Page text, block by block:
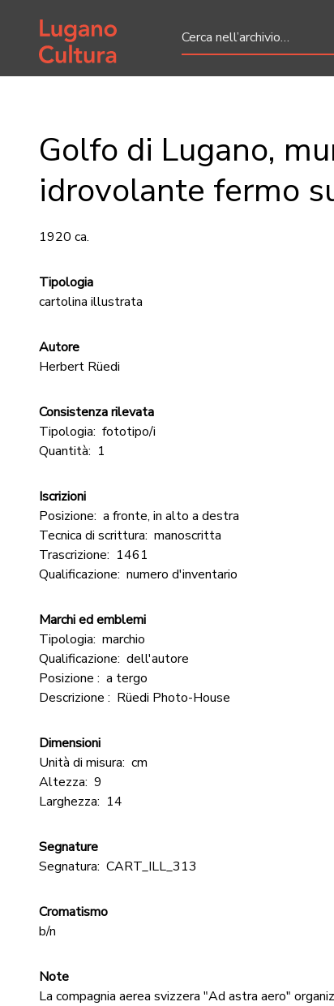
Home page
Golfo di Lugano,
idrovolante fermo
1920 ca.
Tipologia
cartolina illustrata
Autore
Herbert Rüedi
Consistenza rilevata
Tipologia: fototipo/i
Quantità: 1
Iscrizioni
Posizione: a fronte, in alto a destra
Tecnica di scrittura: manoscritta
Trascrizione: 1461
Qualificazione: numero d'inventario
Marchi ed emblemi
Tipologia: marchio
Qualificazione: dell'autore
Posizione : a tergo
Descrizione : Rüedi Photo-House
Dimensioni
Unità di misura: cm
Altezza: 9
Larghezza: 14
Segnature
Segnatura: CART_ILL_313
Cromatismo
b/n
Note
La compagnia aerea svizzera "Ad astra aero"